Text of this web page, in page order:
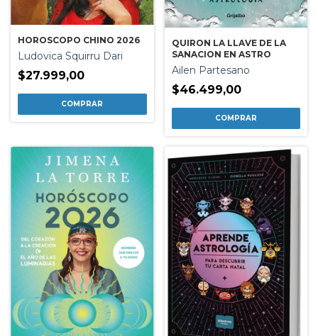
HOROSCOPO CHINO 2026
Ludovica Squirru Dari
$27.999,00
QUIRON LA LLAVE DE LA
SANACION EN ASTRO
Ailen Partesano
$46.499,00